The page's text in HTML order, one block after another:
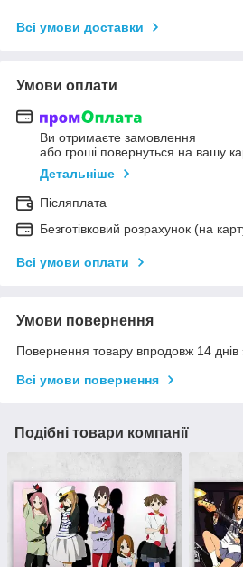
Всі умови доставки
Умови оплати
Ви отримаєте замовлення
або гроші повернуться на вашу
Детальніше
Післяплата
Безготівковий розрахунок (на
Всі умови оплати
Умови повернення
Повернення товару впродовж 14 днів
Всі умови повернення
Подібні товари компанії